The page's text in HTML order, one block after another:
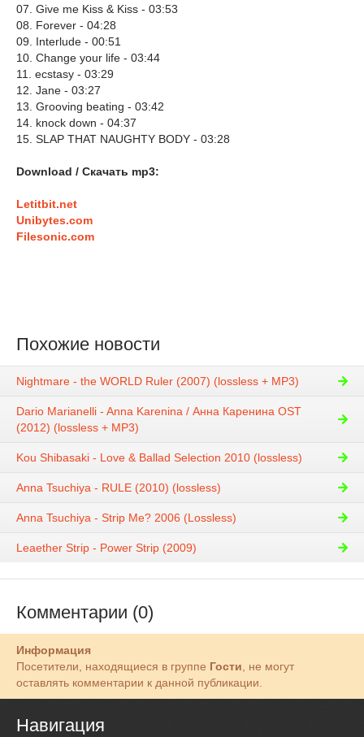
07. Give me Kiss & Kiss - 03:53
08. Forever - 04:28
09. Interlude - 00:51
10. Change your life - 03:44
11. ecstasy - 03:29
12. Jane - 03:27
13. Grooving beating - 03:42
14. knock down - 04:37
15. SLAP THAT NAUGHTY BODY - 03:28
Download / Скачать mp3:
Letitbit.net
Unibytes.com
Filesonic.com
Похожие новости
Nightmare - the WORLD Ruler (2007) (lossless + MP3)
Dario Marianelli - Anna Karenina / Анна Каренина OST
(2012) (lossless + MP3)
Kou Shibasaki - Love & Ballad Selection 2010 (lossless)
Anna Tsuchiya - RULE (2010) (lossless)
Anna Tsuchiya - Strip Me? 2006 (Lossless)
Leaether Strip - Power Strip (2009)
Комментарии (0)
Информация
Посетители, находящиеся в группе Гости, не могут
оставлять комментарии к данной публикации.
Навигация